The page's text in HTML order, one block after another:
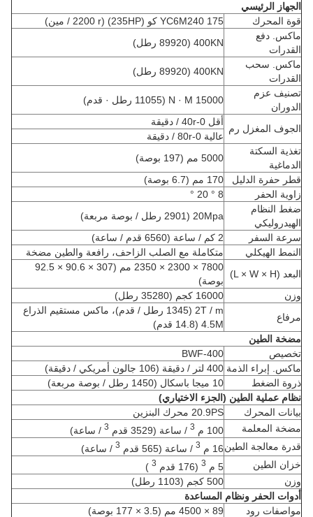
الجهاز الرئيسي
قوة المحرك
YC6M240 175 كو (235HP) (2200 r / مين)
ماكس. دفع
القدرات
400KN (89920 رطل)
ماكس.
سحب
القدرات
400KN (89920 رطل)
تصنيف عزم
الدوران
15000 N · M (11055 رطل · قدم)
الجوف المغزل رم
أقل 0-40r / دقيقة
عالية 0-80r / دقيقة
تغذية السكتة
الدماغية
5000 مم (197 بوصة)
قطر حفرة الدليل
170 مم (6.7 بوصة)
زاوية الحفر
8 ° 20 °
ضغط النظام
الهيدروليكي
20Mpa (2901 رطل / بوصة مربعة)
سرعة السفر
2 كم / ساعة (6560 قدم / ساعة)
النمط الهيكلي
متكاملة مع الصلب الزاحف، رافعة والطين مضخة
البعد (L × W × H)
7800 × 2300 × 2350 مم (307 × 90.6 × 92.5
بوصة)
وزن
16000 كجم (35280 رطل)
مرفاع
2T / m (1345 رطل / قدم)، ماكس مستقيم الذراع
4.5M (14.8 قدم)
مضخة الطين
تخصيص
BWF-400
ماكس.
إبراء الذمة 400 لتر / دقيقة (106 جالون أمريكي / دقيقة)
ذروة الضغط
10 ميجا باسكال (1450 رطل / بوصة مربعة)
نظام عملية الطين (الجزء الاختياري)
بيانات المحرك
20.9PS محرك البنزين
مضخة المعلمة
100 م 3 / ساعة (3529 قدم 3 / ساعة)
قدرة معالجة الطين16 م 3 / ساعة (565 قدم 3 / ساعة)
خزان الطين
5 م 3 (176 قدم 3
)
وزن
500 كجم (1103 رطل)
أدوات الحفر ونظام المساعدة
مواصفات رود
89 × 4500 مم (3.5 × 177 بوصة)